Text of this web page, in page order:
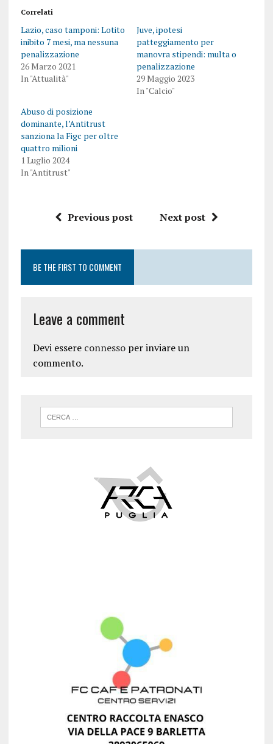
Correlati
Lazio, caso tamponi: Lotito
inibito 7 mesi, ma nessuna
penalizzazione
26 Marzo 2021
In "Attualità"
Juve, ipotesi
patteggiamento per
manovra stipendi: multa o
penalizzazione
29 Maggio 2023
In "Calcio"
Abuso di posizione
dominante, l’Antitrust
sanziona la Figc per oltre
quattro milioni
1 Luglio 2024
In "Antitrust"
Previous post Next post
BE THE FIRST TO COMMENT
Leave a comment
Devi essere connessoper inviare un
commento.